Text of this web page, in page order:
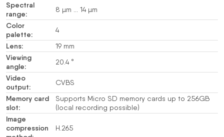
Spectral
range:
8 µm … 14 µm
Color
palette:
4
Lens: 19 mm
Viewing
angle:
20.4 °
Video
output:
CVBS
Memory card
slot:
Supports Micro SD memory cards up to 256GB
(local recording possible)
Image
compression
H.265